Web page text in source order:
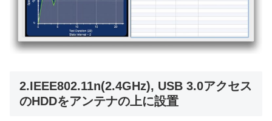
2.IEEE802.11n(2.4GHz), USB 3.0アクセス
のHDDをアンテナの上に設置